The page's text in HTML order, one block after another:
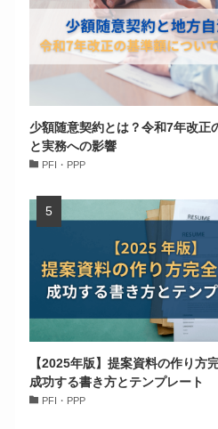
少額随意契約とは？令和7年改正
と実務への影響
PFI・PPP
【2025年版】提案資料の作り方
成功する書き方とテンプレート
PFI・PPP